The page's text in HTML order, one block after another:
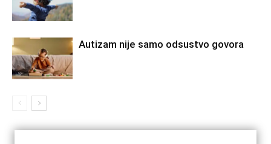
Autizam nije samo odsustvo govora